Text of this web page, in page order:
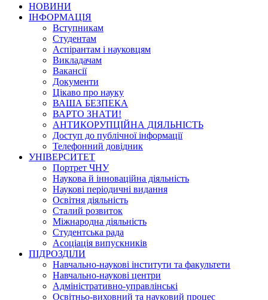
НОВИНИ
ІНФОРМАЦІЯ
Вступникам
Студентам
Аспірантам і науковцям
Викладачам
Вакансії
Документи
Цікаво про науку
ВАША БЕЗПЕКА
ВАРТО ЗНАТИ!
АНТИКОРУПЦІЙНА ДІЯЛЬНІСТЬ
Доступ до публічної інформації
Телефонний довідник
УНІВЕРСИТЕТ
Портрет ЧНУ
Наукова й інноваційна діяльність
Наукові періодичні видання
Освітня діяльність
Сталий розвиток
Міжнародна діяльність
Студентська рада
Асоціація випускників
ПІДРОЗДІЛИ
Навчально-наукові інститути та факультети
Навчально-наукові центри
Адміністративно-управлінські
Освітньо-виховний та науковий процес